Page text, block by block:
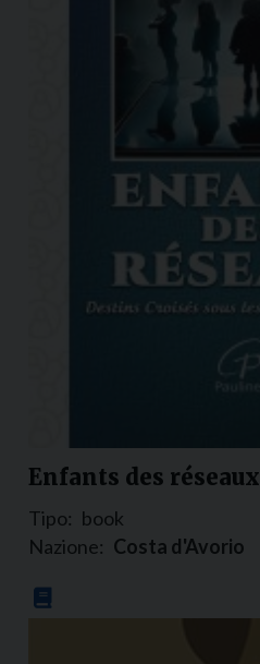
Enfants des réseaux
Tipo: book
Nazione: Costa d'Avorio